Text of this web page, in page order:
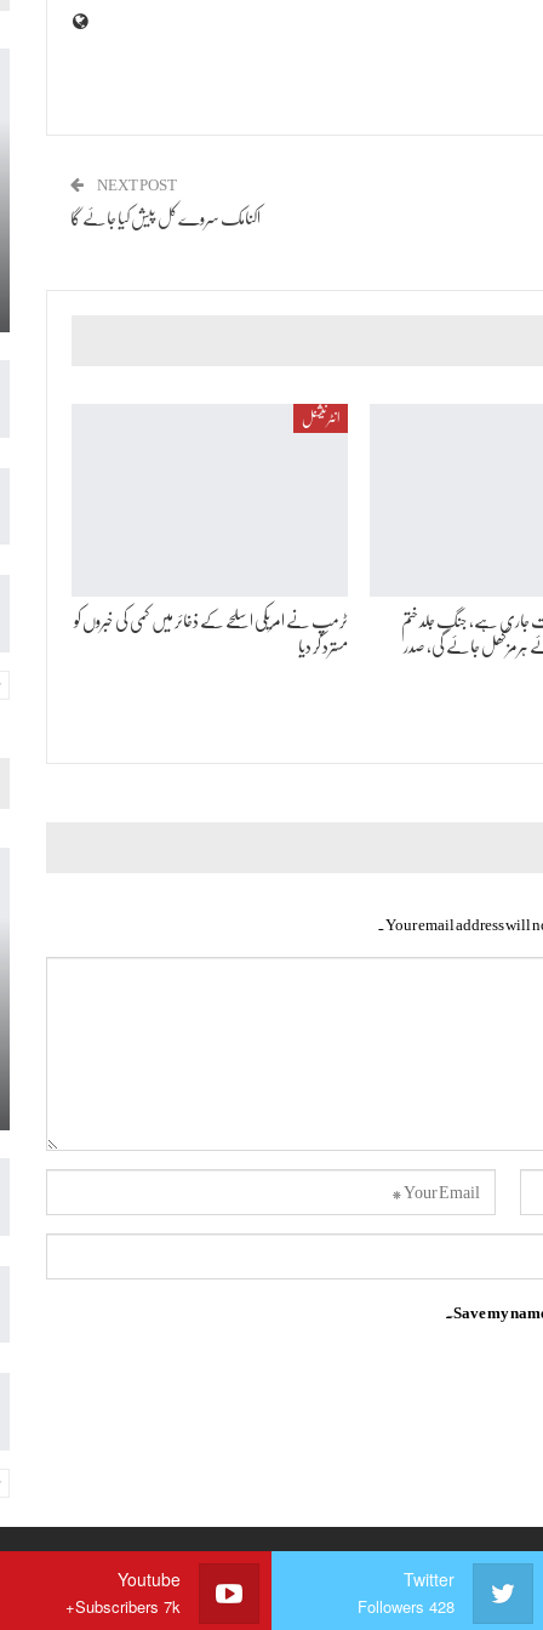
NEXT POST
اکنامک سروے کل پیش کیا جائے گا
جاری ہے، جنگ جلد ختم
ہرمز کھل جائے گی، صدر
انٹرنیشنل
ٹرمپ نے امریکی اسلحے کے ذخائر میں کمی کی خبروں کو
مسترد کر دیا
Your email address will
Save my
Twitter
Followers 428
Youtube
Subscribers 7k+